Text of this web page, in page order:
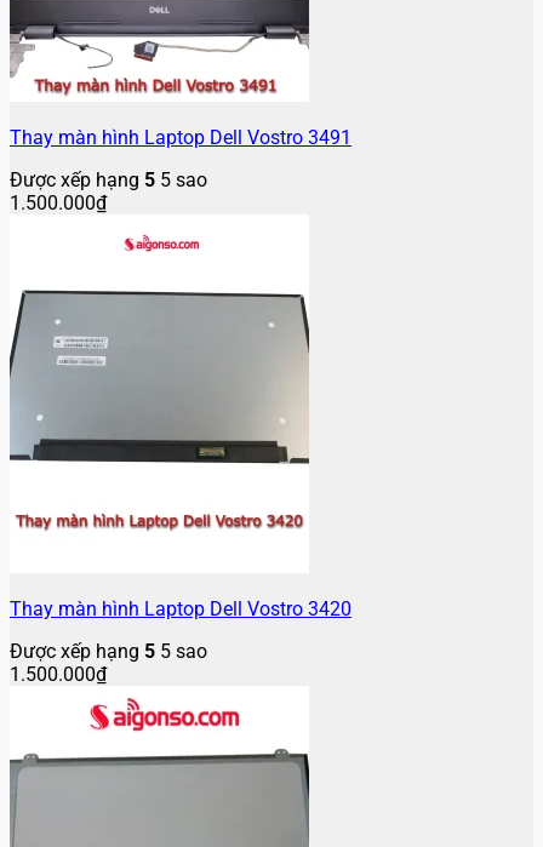
Thay màn hình Laptop Dell Vostro 3491
Được xếp hạng 5 5 sao
1.500.000₫
Thay màn hình Laptop Dell Vostro 3420
Được xếp hạng 5 5 sao
1.500.000₫